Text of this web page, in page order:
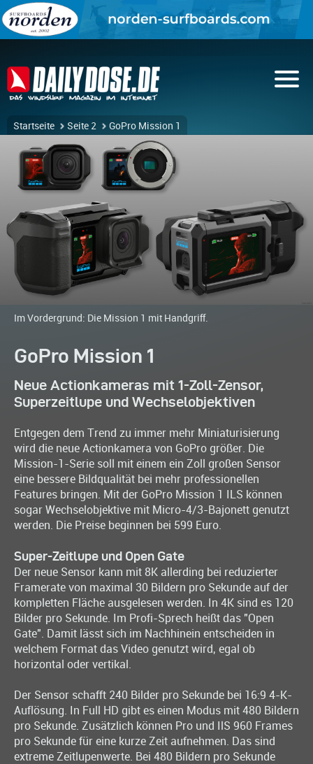
Startseite Seite 2 GoPro Mission 1
Im Vordergrund: Die Mission 1 mit Handgriff.
GoPro Mission 1
Neue Actionkameras mit 1-Zoll-Zensor,
Superzeitlupe und Wechselobjektiven
Entgegen dem Trend zu immer mehr Miniaturisierung
wird die neue Actionkamera von GoPro größer. Die
Mission-1-Serie soll mit einem ein Zoll großen Sensor
eine bessere Bildqualität bei mehr professionellen
Features bringen. Mit der GoPro Mission 1 ILS können
sogar Wechselobjektive mit Micro-4/3-Bajonett genutzt
werden. Die Preise beginnen bei 599 Euro.
Super-Zeitlupe und Open Gate
Der neue Sensor kann mit 8K allerding bei reduzierter
Framerate von maximal 30 Bildern pro Sekunde auf der
kompletten Fläche ausgelesen werden. In 4K sind es 120
Bilder pro Sekunde. Im Profi-Sprech heißt das "Open
Gate". Damit lässt sich im Nachhinein entscheiden in
welchem Format das Video genutzt wird, egal ob
horizontal oder vertikal.
Der Sensor schafft 240 Bilder pro Sekunde bei 16:9 4-K-
Auflösung. In Full HD gibt es einen Modus mit 480 Bildern
pro Sekunde. Zusätzlich können Pro und IlS 960 Frames
pro Sekunde für eine kurze Zeit aufnehmen. Das sind
extreme Zeitlupenwerte. Bei 480 Bildern pro Sekunde